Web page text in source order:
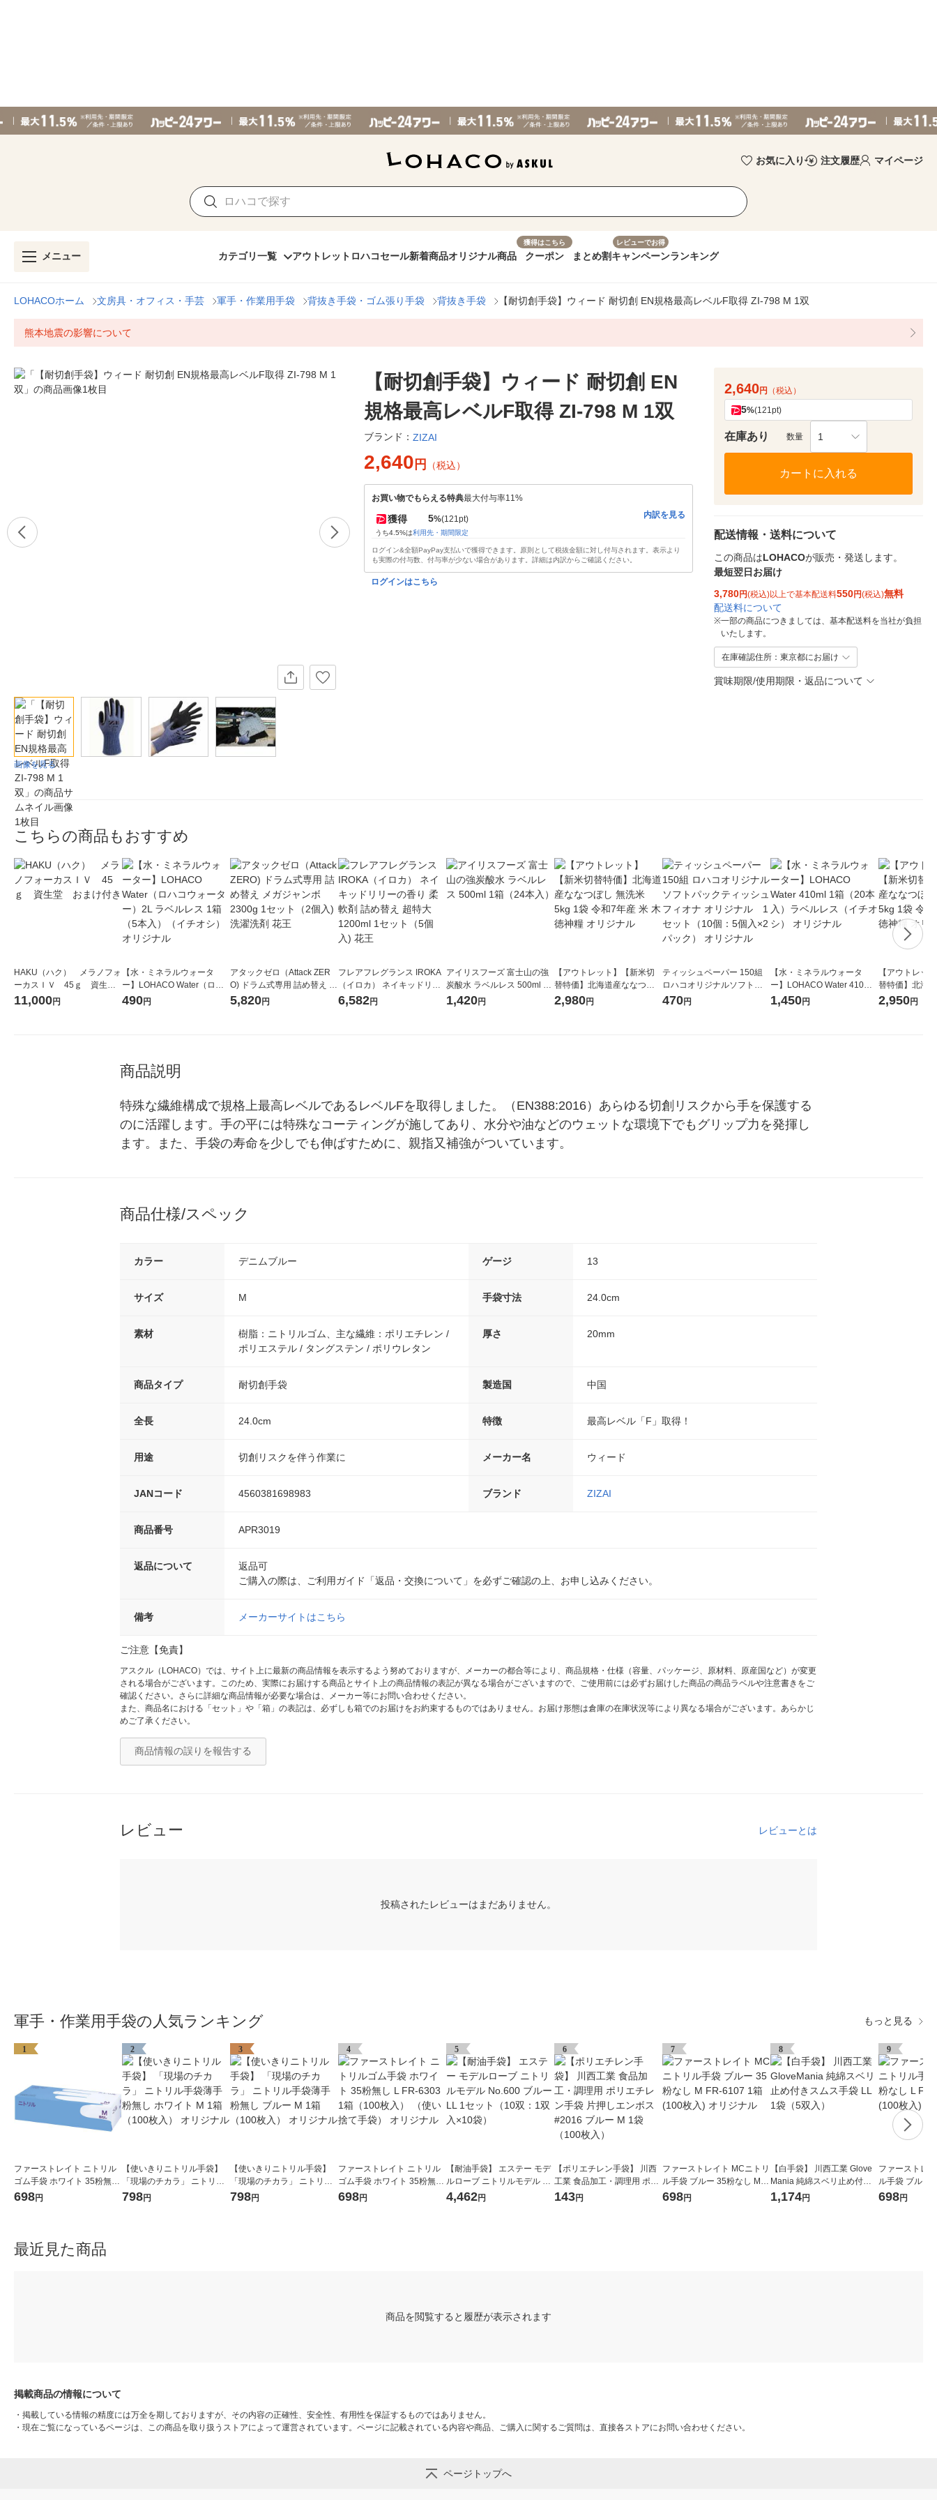
お気に入り 注文履歴 マイページ
メニュー カテゴリ一覧 アウトレット ロハコセール新着商品オリジナル商品
獲得はこちら
クーポン まとめ割
レビューでお得
キャンペーンランキング
LOHACOホーム 文房具・オフィス・手芸 軍手・作業用手袋 背抜き手袋・ゴム張り手袋 背抜き手袋 【耐切創手袋】ウィード 耐切創 EN規格最高レベルF取得 ZI-798 M 1双
熊本地震の影響について
画像を見る
【耐切創手袋】ウィード 耐切創 EN
規格最高レベルF取得 ZI-798 M 1双
ブランド： ZIZAI
2,640 円 （税込）
お買い物でもらえる特典最大付与率11%
獲得 5%(121pt)
うち4.5%は利用先・期間限定
内訳を見る
ログイン&全額PayPay支払いで獲得できます。原則として税抜金額に対し付与されます。表示より
も実際の付与数、付与率が少ない場合があります。詳細は内訳からご確認ください。
ログインはこちら
2,640円 （税込）
5%(121pt)
在庫あり 数量 1
カートに入れる
配送情報・送料について
この商品はLOHACOが販売・発送します。
最短翌日お届け
3,780円(税込)以上で基本配送料550円(税込)無料
配送料について
※一部の商品につきましては、基本配送料を当社が負担
いたします。
在庫確認住所：東京都にお届け
賞味期限/使用期限・返品について
こちらの商品もおすすめ
HAKU（ハク） メラノフォ
ーカスＩＶ 45ｇ 資生
堂 おまけ付き
11,000円
【水・ミネラルウォータ
ー】LOHACO Water（ロハ
コウォーター）2L ラベルレ
490円
アタックゼロ（Attack ZER
O) ドラム式専用 詰め替え メ
ガジャンボ 2300g 1セット
5,820円
フレアフレグランス IROKA
（イロカ） ネイキッドリリ
ーの香り 柔軟剤 詰め替え 超
6,582円
アイリスフーズ 富士山の強
炭酸水 ラベルレス 500ml 1
箱（24本入）
1,420円
【アウトレット】【新米切
替特価】北海道産ななつぼ
し 無洗米 5kg 1袋 令和7年産
2,980円
ティッシュペーパー 150組
ロハコオリジナルソフトパ
ックティッシュ フィオナ オ
470円
【水・ミネラルウォータ
ー】LOHACO Water 410ml
1箱（20本入）ラベルレス
1,450円
【アウトレッ
替特価】北海
し 精白米 5kg
2,950円
商品説明
特殊な繊維構成で規格上最高レベルであるレベルFを取得しました。（EN388:2016）あらゆる切創リスクから手を保護する
のに活躍します。手の平には特殊なコーティングが施してあり、水分や油などのウェットな環境下でもグリップ力を発揮し
ます。また、手袋の寿命を少しでも伸ばすために、親指又補強がついています。
商品仕様/スペック
カラー デニムブルー ゲージ 13
サイズ M 手袋寸法 24.0cm
素材
樹脂：ニトリルゴム、主な繊維：ポリエチレン /
ポリエステル / タングステン / ポリウレタン
厚さ 20mm
商品タイプ 耐切創手袋 製造国 中国
全長 24.0cm 特徴 最高レベル「F」取得！
用途 切創リスクを伴う作業に メーカー名 ウィード
JANコード 4560381698983 ブランド ZIZAI
商品番号 APR3019
返品について
返品可
ご購入の際は、ご利用ガイド「返品・交換について」を必ずご確認の上、お申し込みください。
備考 メーカーサイトはこちら
ご注意【免責】
アスクル（LOHACO）では、サイト上に最新の商品情報を表示するよう努めておりますが、メーカーの都合等により、商品規格・仕様（容量、パッケージ、原材料、原産国など）が変更
される場合がございます。このため、実際にお届けする商品とサイト上の商品情報の表記が異なる場合がございますので、ご使用前には必ずお届けした商品の商品ラベルや注意書きをご
確認ください。さらに詳細な商品情報が必要な場合は、メーカー等にお問い合わせください。
また、商品名における「セット」や「箱」の表記は、必ずしも箱でのお届けをお約束するものではありません。お届け形態は倉庫の在庫状況等により異なる場合がございます。あらかじ
めご了承ください。
商品情報の誤りを報告する
レビュー レビューとは
投稿されたレビューはまだありません。
軍手・作業用手袋の人気ランキング もっと見る
1
ファーストレイト ニトリル
ゴム手袋 ホワイト 35粉無し
M FR-6302 1箱（100枚入）
698円
2
【使いきりニトリル手袋】
「現場のチカラ」 ニトリル
手袋薄手 粉無し ホワイト M
798円
3
【使いきりニトリル手袋】
「現場のチカラ」 ニトリル
手袋薄手 粉無し ブルー M 1
798円
4
ファーストレイト ニトリル
ゴム手袋 ホワイト 35粉無し
L FR-6303 1箱（100枚入）
698円
5
【耐油手袋】 エステー モデ
ルローブ ニトリルモデル N
o.600 ブルー LL 1セット（1
4,462円
6
【ポリエチレン手袋】 川西
工業 食品加工・調理用 ポリ
エチレン手袋 片押しエンボ
143円
7
ファーストレイト MCニトリ
ル手袋 ブルー 35粉なし M F
R-6107 1箱(100枚入) オリジ
698円
8
【白手袋】 川西工業 Glove
Mania 純綿スベリ止め付き
スムス手袋 LL 1袋（5双入）
1,174円
9
ファーストレ
ル手袋 ブルー
R-6108 1箱
698円
最近見た商品
商品を閲覧すると履歴が表示されます
掲載商品の情報について
・ 掲載している情報の精度には万全を期しておりますが、その内容の正確性、安全性、有用性を保証するものではありません。
・ 現在ご覧になっているページは、この商品を取り扱うストアによって運営されています。ページに記載されている内容や商品、ご購入に関するご質問は、直接各ストアにお問い合わせください。
ページトップへ